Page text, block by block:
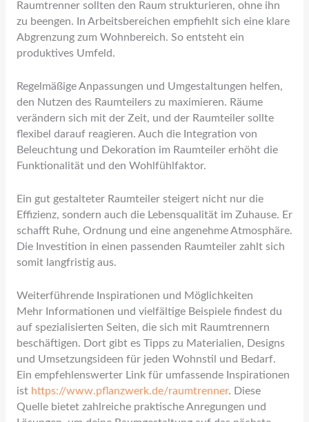
Raumtrenner sollten den Raum strukturieren, ohne ihn
zu beengen. In Arbeitsbereichen empfiehlt sich eine klare
Abgrenzung zum Wohnbereich. So entsteht ein
produktives Umfeld.
Regelmäßige Anpassungen und Umgestaltungen helfen,
den Nutzen des Raumteilers zu maximieren. Räume
verändern sich mit der Zeit, und der Raumteiler sollte
flexibel darauf reagieren. Auch die Integration von
Beleuchtung und Dekoration im Raumteiler erhöht die
Funktionalität und den Wohlfühlfaktor.
Ein gut gestalteter Raumteiler steigert nicht nur die
Effizienz, sondern auch die Lebensqualität im Zuhause. Er
schafft Ruhe, Ordnung und eine angenehme Atmosphäre.
Die Investition in einen passenden Raumteiler zahlt sich
somit langfristig aus.
Weiterführende Inspirationen und Möglichkeiten
Mehr Informationen und vielfältige Beispiele findest du
auf spezialisierten Seiten, die sich mit Raumtrennern
beschäftigen. Dort gibt es Tipps zu Materialien, Designs
und Umsetzungsideen für jeden Wohnstil und Bedarf.
Ein empfehlenswerter Link für umfassende Inspirationen
ist https://www.pflanzwerk.de/raumtrenner. Diese
Quelle bietet zahlreiche praktische Anregungen und